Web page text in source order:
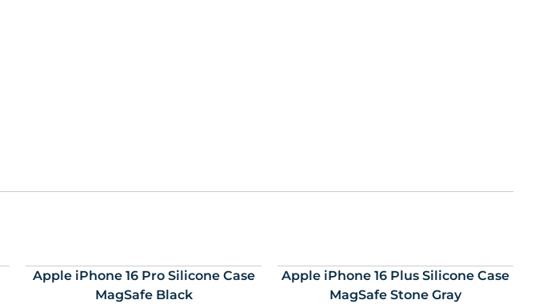
Apple iPhone 16 Pro Silicone Case
MagSafe Black
Apple iPhone 16 Plus Silicone Case
MagSafe Stone Gray